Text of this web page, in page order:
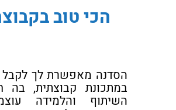
הכי טוב
הסדנה מאפשרת לך לקבל
במתכונת קבוצתית, בה
השיתוף והלמידה